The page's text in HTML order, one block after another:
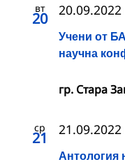
вт
20
Учени от
научна
20.09.2022
гр. Стара
ср
21
Антология
21.09.2022